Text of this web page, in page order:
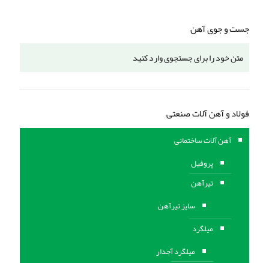
جست و جوی آهن
فولاد و آهن آلات صنعتی
آهن آلات ساختمانی
پروفیل
تیرآهن
سایز تیرآهن
میلگرد
میلگرد آجدار